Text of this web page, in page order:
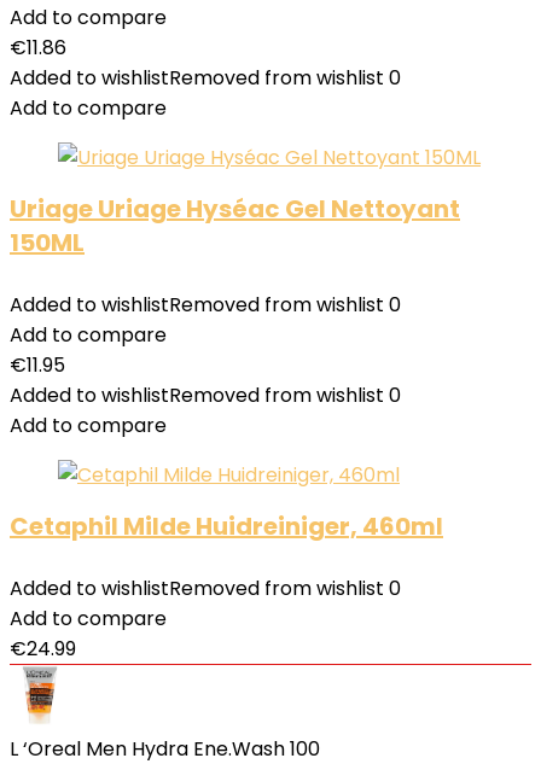
Add to compare
€11.86
Added to wishlistRemoved from wishlist 0
Add to compare
Uriage Uriage Hyséac Gel Nettoyant
150ML
Added to wishlistRemoved from wishlist 0
Add to compare
€11.95
Added to wishlistRemoved from wishlist 0
Add to compare
Cetaphil Milde Huidreiniger, 460ml
Added to wishlistRemoved from wishlist 0
Add to compare
€24.99
L ‘Oreal Men Hydra Ene.Wash 100